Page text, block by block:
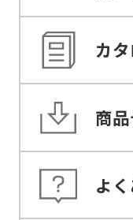
カ
商
よ